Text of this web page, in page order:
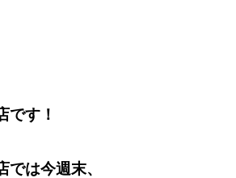
です！
は今週末、